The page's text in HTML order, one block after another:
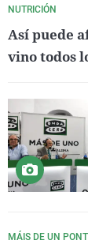
NUTRICIÓN
Así puede
vino todos
MÁIS DE UN